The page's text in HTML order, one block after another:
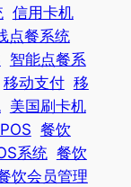
信用卡机
点餐系统
智能点餐系
移动支付 移
美国刷卡机
餐饮
系统 餐饮
饮会员管理